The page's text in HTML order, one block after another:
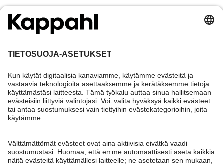
Lataa sivu uudelleen